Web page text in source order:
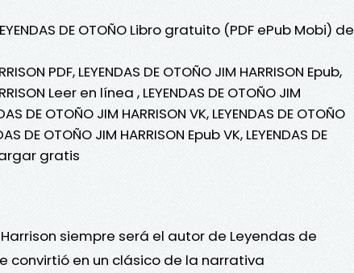
DE OTOÑO Libro gratuito (PDF ePub Mobi) de
PDF, LEYENDAS DE OTOÑO JIM HARRISON Epub,
Leer en línea , LEYENDAS DE OTOÑO JIM
DE OTOÑO JIM HARRISON VK, LEYENDAS DE OTOÑO
DE OTOÑO JIM HARRISON Epub VK, LEYENDAS DE
gratis
siempre será el autor de Leyendas de
convirtió en un clásico de la narrativa